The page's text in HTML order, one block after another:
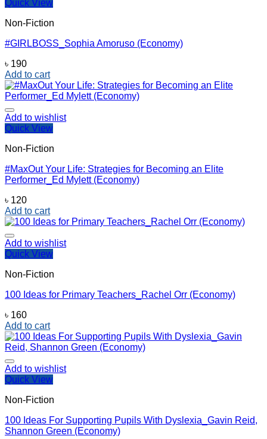
Quick View
Non-Fiction
#GIRLBOSS_Sophia Amoruso (Economy)
৳ 190
Add to cart
Add to wishlist
Quick View
Non-Fiction
#MaxOut Your Life: Strategies for Becoming an Elite
Performer_Ed Mylett (Economy)
৳ 120
Add to cart
Add to wishlist
Quick View
Non-Fiction
100 Ideas for Primary Teachers_Rachel Orr (Economy)
৳ 160
Add to cart
Add to wishlist
Quick View
Non-Fiction
100 Ideas For Supporting Pupils With Dyslexia_Gavin Reid,
‎Shannon Green (Economy)